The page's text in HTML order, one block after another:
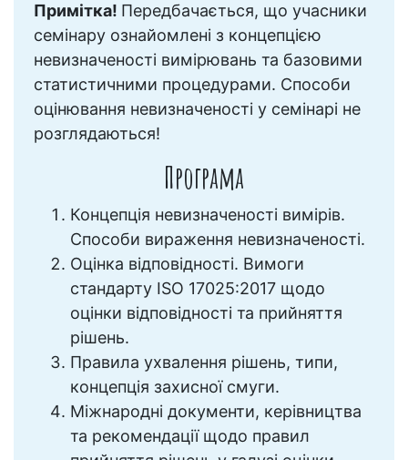
Примітка! Передбачається, що учасники
семінару ознайомлені з концепцією
невизначеності вимірювань та базовими
статистичними процедурами. Способи
оцінювання невизначеності у семінарі не
розглядаються!
Програма
Концепція невизначеності вимірів.
Способи вираження невизначеності.
Оцінка відповідності. Вимоги
стандарту ISO 17025:2017 щодо
оцінки відповідності та прийняття
рішень.
Правила ухвалення рішень, типи,
концепція захисної смуги.
Міжнародні документи, керівництва
та рекомендації щодо правил